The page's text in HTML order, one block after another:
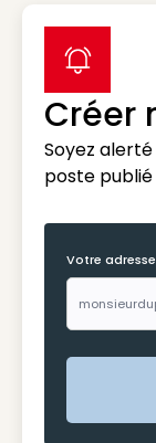
Créer
Soyez
poste
label icon
Votre